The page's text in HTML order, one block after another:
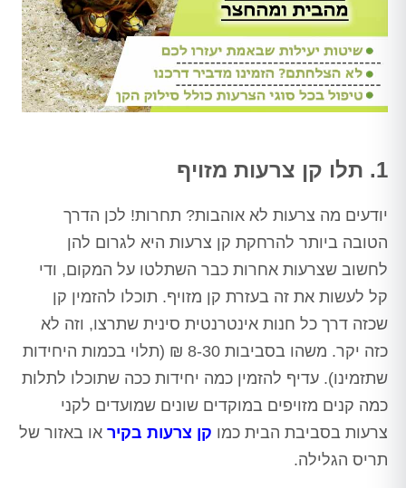
1. תלו קן צרעות מזויף
יודעים מה צרעות לא אוהבות? תחרות! לכן הדרך
הטובה ביותר להרחקת קן צרעות היא לגרום להן
לחשוב שצרעות אחרות כבר השתלטו על המקום, ודי
קל לעשות את זה בעזרת קן מזויף. תוכלו להזמין קן
שכזה דרך כל חנות אינטרנטית סינית שתרצו, וזה לא
כזה יקר. משהו בסביבות 8-30 ₪ (תלוי בכמות היחידות
שתזמינו). עדיף להזמין כמה יחידות ככה שתוכלו לתלות
כמה קנים מזויפים במוקדים שונים שמועדים לקני
צרעות בסביבת הבית כמו קן צרעות בקיר או באזור של
תריס הגלילה.